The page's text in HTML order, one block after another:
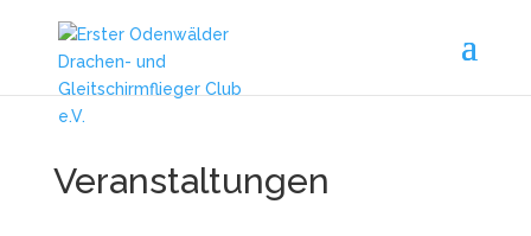
Veranstaltungen